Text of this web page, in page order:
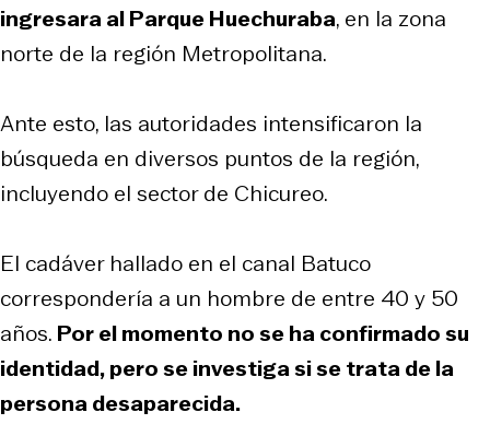
ingresara al Parque Huechuraba, en la zona
norte de la región Metropolitana.
Ante esto, las autoridades intensificaron la
búsqueda en diversos puntos de la región,
incluyendo el sector de Chicureo.
El cadáver hallado en el canal Batuco
correspondería a un hombre de entre 40 y 50
años. Por el momento no se ha confirmado su
identidad, pero se investiga si se trata de la
persona desaparecida.